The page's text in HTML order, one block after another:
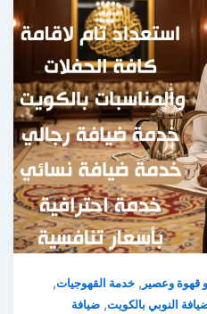
وعصير, خدمة القهوجيات,
النوبي بالكويت,ضيافة